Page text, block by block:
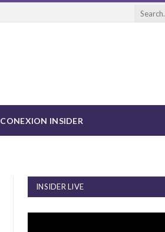
CONEXION INSIDER
INSIDER LIVE